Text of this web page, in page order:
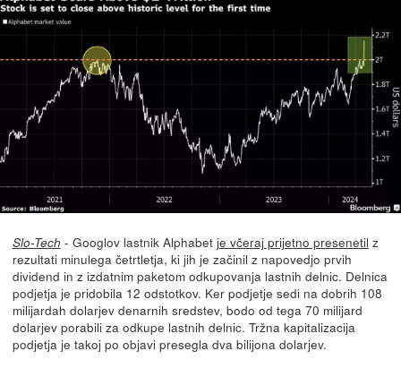
Slo-Tech - Googlov lastnik Alphabet je včeraj prijetno presenetil z
rezultati minulega četrtletja, ki jih je začinil z napovedjo prvih
dividend in z izdatnim paketom odkupovanja lastnih delnic. Delnica
podjetja je pridobila 12 odstotkov. Ker podjetje sedi na dobrih 108
milijardah dolarjev denarnih sredstev, bodo od tega 70 milijard
dolarjev porabili za odkupe lastnih delnic. Tržna kapitalizacija
podjetja je takoj po objavi presegla dva bilijona dolarjev.